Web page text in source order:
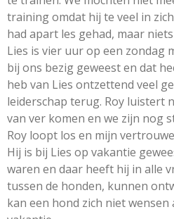
training omdat hij te veel in
had apart les gehad, maar
Lies is vier uur op een zondag
bij ons bezig geweest en dat
heb van Lies ontzettend veel
leiderschap terug. Roy luistert
van ver komen en we zijn nog
Roy loopt los en mijn
Hij is bij Lies op vakantie
waren en daar heeft hij in alle
tussen de honden, kunnen
kan een hond zich niet